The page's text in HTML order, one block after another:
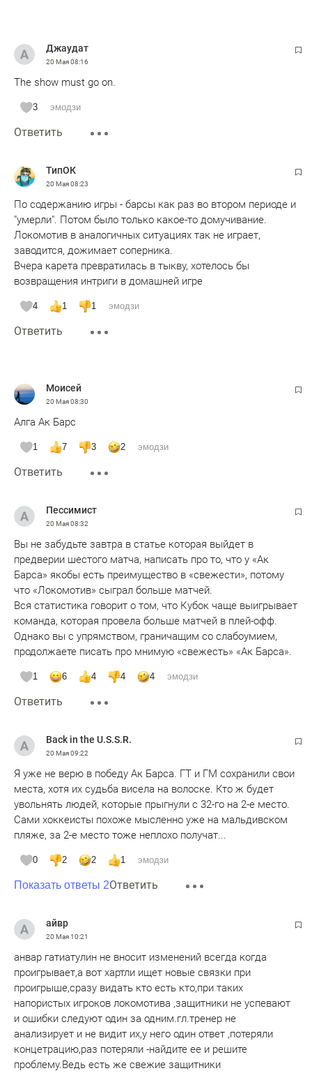
Джаудат
20 Мая08:16
The show must go on.
3 эмодзи
Ответить
ТипОК
20 Мая08:23
По содержанию игры - барсы как раз во втором периоде и
"умерли". Потом было только какое-то домучивание.
Локомотив в аналогичных ситуациях так не играет,
заводится, дожимает соперника.
Вчера карета превратилась в тыкву, хотелось бы
возвращения интриги в домашней игре
4 1 1 эмодзи
Ответить
Moисeй
20 Мая08:30
Алга Ак Барс
1 7 3 2 эмодзи
Ответить
Пессимист
20 Мая08:32
Вы не забудьте завтра в статье которая выйдет в
предверии шестого матча, написать про то, что у «Ак
Барса» якобы есть преимущество в «свежести», потому
что «Локомотив» сыграл больше матчей.
Вся статистика говорит о том, что Кубок чаще выигрывает
команда, которая провела больше матчей в плей-офф.
Однако вы с упрямством, граничащим со слабоумием,
продолжаете писать про мнимую «свежесть» «Ак Барса».
1 6 4 4 4 эмодзи
Ответить
Back in the U.S.S.R.
20 Мая09:22
Я уже не верю в победу Ак Барса. ГТ и ГМ сохранили свои
места, хотя их судьба висела на волоске. Кто ж будет
увольнять людей, которые прыгнули с 32-го на 2-е место.
Сами хоккеисты похоже мысленно уже на мальдивском
пляже, за 2-е место тоже неплохо получат...
0 2 2 1 эмодзи
Показать ответы 2Ответить
айвр
20 Мая10:21
анвар гатиатулин не вносит изменений всегда когда
проигрывает,а вот хартли ищет новые связки при
проигрыше,сразу видать кто есть кто,при таких
напористых игроков локомотива ,защитники не успевают
и ошибки следуют один за одним.гл.тренер не
анализирует и не видит их,у него один ответ ,потеряли
концетрацию,раз потеряли -найдите ее и решите
проблему.Ведь есть же свежие защитники